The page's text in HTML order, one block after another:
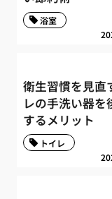
浴室
衛生習慣を見直
レの手洗い器を
するメリット
トイレ